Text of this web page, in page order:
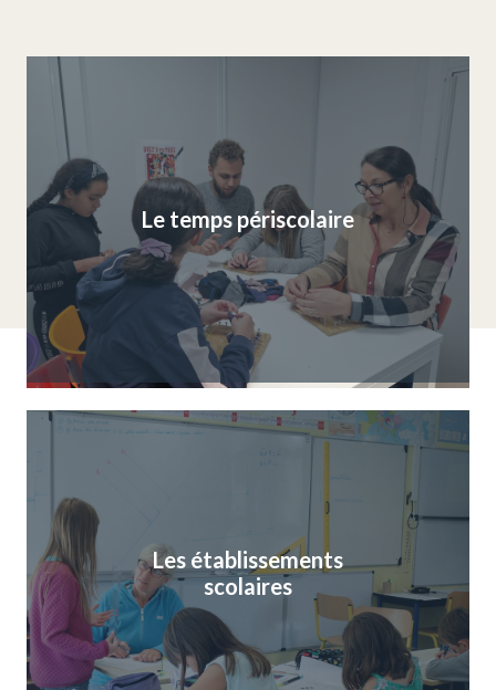
Le temps périscolaire
Les établissements
scolaires